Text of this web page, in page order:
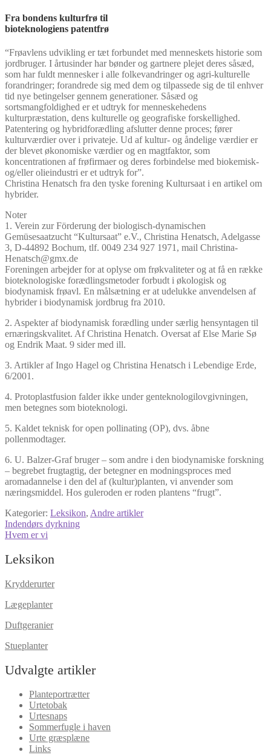
Fra bondens kulturfrø til
bioteknologiens patentfrø
“Frøavlens udvikling er tæt forbundet med menneskets historie som
jordbruger. I årtusinder har bønder og gartnere plejet deres såsæd,
som har fuldt mennesker i alle folkevandringer og agri-kulturelle
forandringer; forandrede sig med dem og tilpassede sig de til enhver
tid nye betingelser gennem generationer. Såsæd og
sortsmangfoldighed er et udtryk for menneskehedens
kulturpræstation, dens kulturelle og geografiske forskellighed.
Patentering og hybridforædling afslutter denne proces; fører
kulturværdier over i privateje. Ud af kultur- og åndelige værdier er
der blevet økonomiske værdier og en magtfaktor, som
koncentrationen af frøfirmaer og deres forbindelse med biokemisk-
og/eller olieindustri er et udtryk for”.
Christina Henatsch fra den tyske forening Kultursaat i en artikel om
hybrider.
Noter
1. Verein zur Förderung der biologisch-dynamischen
Gemüsesaatzucht “Kultursaat” e.V., Christina Henatsch, Adelgasse
3, D-44892 Bochum, tlf. 0049 234 927 1971, mail Christina-
Henatsch@gmx.de
Foreningen arbejder for at oplyse om frøkvaliteter og at få en række
bioteknologiske forædlingsmetoder forbudt i økologisk og
biodynamisk frøavl. En målsætning er at udelukke anvendelsen af
hybrider i biodynamisk jordbrug fra 2010.
2. Aspekter af biodynamisk forædling under særlig hensyntagen til
ernæringskvalitet. Af Christina Henatch. Oversat af Else Marie Sø
og Endrik Maat. 9 sider med ill.
3. Artikler af Ingo Hagel og Christina Henatsch i Lebendige Erde,
6/2001.
4. Protoplastfusion falder ikke under genteknologilovgivningen,
men betegnes som bioteknologi.
5. Kaldet teknisk for open pollinating (OP), dvs. åbne
pollenmodtager.
6. U. Balzer-Graf bruger – som andre i den biodynamiske forskning
– begrebet frugtagtig, der betegner en modningsproces med
aromadannelse i den del af (kultur)planten, vi anvender som
næringsmiddel. Hos guleroden er roden plantens “frugt”.
Kategorier: Leksikon, Andre artikler
Indlægsnavigation
Forrige
indlæg:
Indendørs dyrkning
Næste
Hvem er vi
Leksikon
Krydderurter
Lægeplanter
Duftgeranier
Stueplanter
Udvalgte artikler
Planteportrætter
Urtetobak
Urtesnaps
Sommerfugle i haven
Urte græsplæne
Links